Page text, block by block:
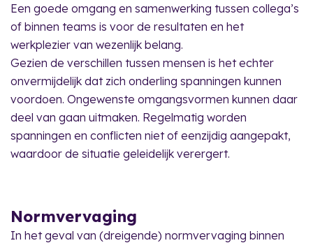
Een goede omgang en samenwerking tussen collega’s
of binnen teams is voor de resultaten en het
werkplezier van wezenlijk belang.
Gezien de verschillen tussen mensen is het echter
onvermijdelijk dat zich onderling spanningen kunnen
voordoen. Ongewenste omgangsvormen kunnen daar
deel van gaan uitmaken. Regelmatig worden
spanningen en conflicten niet of eenzijdig aangepakt,
waardoor de situatie geleidelijk verergert.
Normvervaging
In het geval van (dreigende) normvervaging binnen